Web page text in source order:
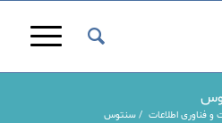
و فناوری اطلاعات / سنتوس